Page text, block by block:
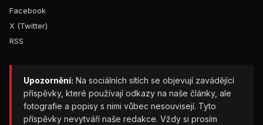
Facebook
X (Twitter)
RSS
Upozornění: Na sociálních sítích se objevují zavádějící
příspěvky, které používají odkazy na naše články, ale
fotografie a popisy s nimi vůbec nesouvisejí. Tyto
příspěvky nevytváří naše redakce. Vždy si prosím